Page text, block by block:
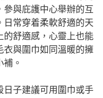
與庇護中心舉辦的互
常穿着柔軟舒適的天
的舒適感，心靈上也能
衣與圍巾如同溫暖的擁
。
子建議可用圍巾或手